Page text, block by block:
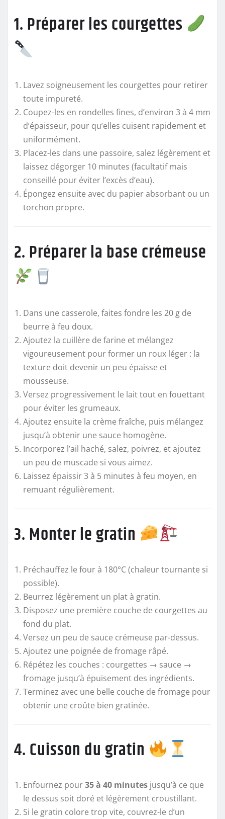
1. Préparer les courgettes
Lavez soigneusement les courgettes pour retirer
toute impureté.
Coupez-les en rondelles fines, d’environ 3 à 4 mm
d’épaisseur, pour qu’elles cuisent rapidement et
uniformément.
Placez-les dans une passoire, salez légèrement et
laissez dégorger 10 minutes (facultatif mais
conseillé pour éviter l’excès d’eau).
Épongez ensuite avec du papier absorbant ou un
torchon propre.
2. Préparer la base crémeuse
Dans une casserole, faites fondre les 20 g de
beurre à feu doux.
Ajoutez la cuillère de farine et mélangez
vigoureusement pour former un roux léger : la
texture doit devenir un peu épaisse et
mousseuse.
Versez progressivement le lait tout en fouettant
pour éviter les grumeaux.
Ajoutez ensuite la crème fraîche, puis mélangez
jusqu’à obtenir une sauce homogène.
Incorporez l’ail haché, salez, poivrez, et ajoutez
un peu de muscade si vous aimez.
Laissez épaissir 3 à 5 minutes à feu moyen, en
remuant régulièrement.
3. Monter le gratin
Préchauffez le four à 180°C (chaleur tournante si
possible).
Beurrez légèrement un plat à gratin.
Disposez une première couche de courgettes au
fond du plat.
Versez un peu de sauce crémeuse par-dessus.
Ajoutez une poignée de fromage râpé.
Répétez les couches : courgettes → sauce →
fromage jusqu’à épuisement des ingrédients.
Terminez avec une belle couche de fromage pour
obtenir une croûte bien gratinée.
4. Cuisson du gratin
Enfournez pour35 à 40 minutes jusqu’à ce que
le dessus soit doré et légèrement croustillant.
Si le gratin colore trop vite, couvrez-le d’un